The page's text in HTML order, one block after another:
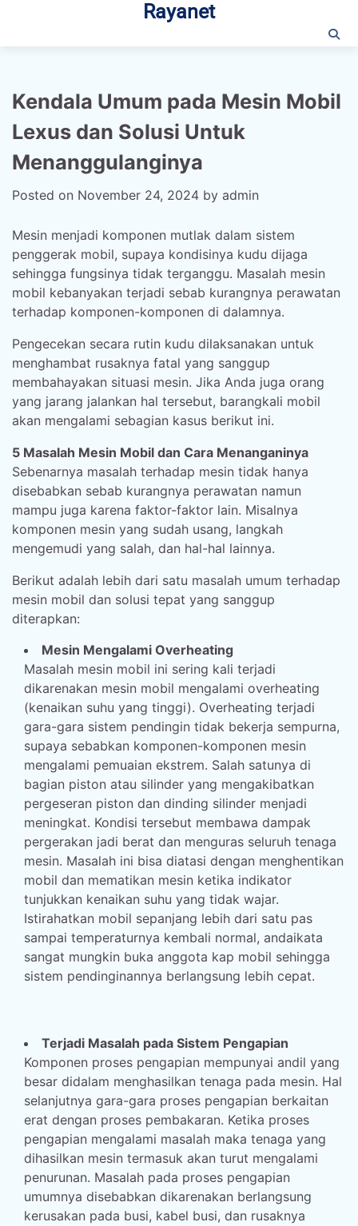
content
Rayanet
Kendala Umum pada Mesin Mobil
Lexus dan Solusi Untuk
Menanggulanginya
Posted on November 24, 2024 by admin
Mesin menjadi komponen mutlak dalam sistem
penggerak mobil, supaya kondisinya kudu dijaga
sehingga fungsinya tidak terganggu. Masalah mesin
mobil kebanyakan terjadi sebab kurangnya perawatan
terhadap komponen-komponen di dalamnya.
Pengecekan secara rutin kudu dilaksanakan untuk
menghambat rusaknya fatal yang sanggup
membahayakan situasi mesin. Jika Anda juga orang
yang jarang jalankan hal tersebut, barangkali mobil
akan mengalami sebagian kasus berikut ini.
5 Masalah Mesin Mobil dan Cara Menanganinya
Sebenarnya masalah terhadap mesin tidak hanya
disebabkan sebab kurangnya perawatan namun
mampu juga karena faktor-faktor lain. Misalnya
komponen mesin yang sudah usang, langkah
mengemudi yang salah, dan hal-hal lainnya.
Berikut adalah lebih dari satu masalah umum terhadap
mesin mobil dan solusi tepat yang sanggup
diterapkan:
Mesin Mengalami Overheating
Masalah mesin mobil ini sering kali terjadi
dikarenakan mesin mobil mengalami overheating
(kenaikan suhu yang tinggi). Overheating terjadi
gara-gara sistem pendingin tidak bekerja sempurna,
supaya sebabkan komponen-komponen mesin
mengalami pemuaian ekstrem. Salah satunya di
bagian piston atau silinder yang mengakibatkan
pergeseran piston dan dinding silinder menjadi
meningkat. Kondisi tersebut membawa dampak
pergerakan jadi berat dan menguras seluruh tenaga
mesin. Masalah ini bisa diatasi dengan menghentikan
mobil dan mematikan mesin ketika indikator
tunjukkan kenaikan suhu yang tidak wajar.
Istirahatkan mobil sepanjang lebih dari satu pas
sampai temperaturnya kembali normal, andaikata
sangat mungkin buka anggota kap mobil sehingga
sistem pendinginannya berlangsung lebih cepat.
Terjadi Masalah pada Sistem Pengapian
Komponen proses pengapian mempunyai andil yang
besar didalam menghasilkan tenaga pada mesin. Hal
selanjutnya gara-gara proses pengapian berkaitan
erat dengan proses pembakaran. Ketika proses
pengapian mengalami masalah maka tenaga yang
dihasilkan mesin termasuk akan turut mengalami
penurunan. Masalah pada proses pengapian
umumnya disebabkan dikarenakan berlangsung
kerusakan pada busi, kabel busi, dan rusaknya